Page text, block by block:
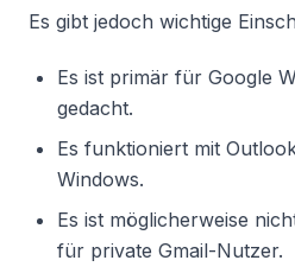
Es gibt jedoch wichtige
Es ist primär für Google
gedacht.
Es funktioniert mit
Windows.
Es ist möglicherweise
für private Gmail-Nutzer.